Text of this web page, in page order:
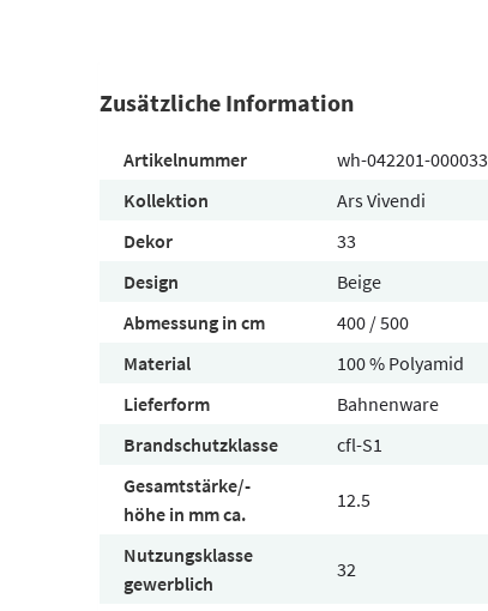
Zusätzliche Information
Artikelnummer
wh-042201-000033
Kollektion
Ars Vivendi
Dekor
33
Design
Beige
Abmessung in cm
400 / 500
Material
100 % Polyamid
Lieferform
Bahnenware
Brandschutzklasse
cfl-S1
Gesamtstärke/-
höhe in mm ca.
12.5
Nutzungsklasse
gewerblich
32